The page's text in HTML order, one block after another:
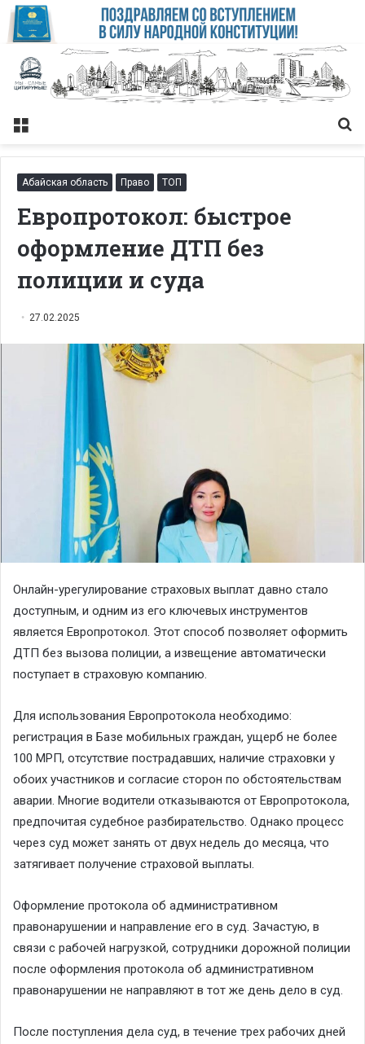
Меню
Абайская область Право ТОП
Европротокол: быстрое
оформление ДТП без
полиции и суда
27.02.2025
Онлайн-урегулирование страховых выплат давно стало
доступным, и одним из его ключевых инструментов
является Европротокол. Этот способ позволяет оформить
ДТП без вызова полиции, а извещение автоматически
поступает в страховую компанию.
Для использования Европротокола необходимо:
регистрация в Базе мобильных граждан, ущерб не более
100 МРП, отсутствие пострадавших, наличие страховки у
обоих участников и согласие сторон по обстоятельствам
аварии. Многие водители отказываются от Европротокола,
предпочитая судебное разбирательство. Однако процесс
через суд может занять от двух недель до месяца, что
затягивает получение страховой выплаты.
Оформление протокола об административном
правонарушении и направление его в суд. Зачастую, в
связи с рабочей нагрузкой, сотрудники дорожной полиции
после оформления протокола об административном
правонарушении не направляют в тот же день дело в суд.
После поступления дела суд, в течение трех рабочих дней